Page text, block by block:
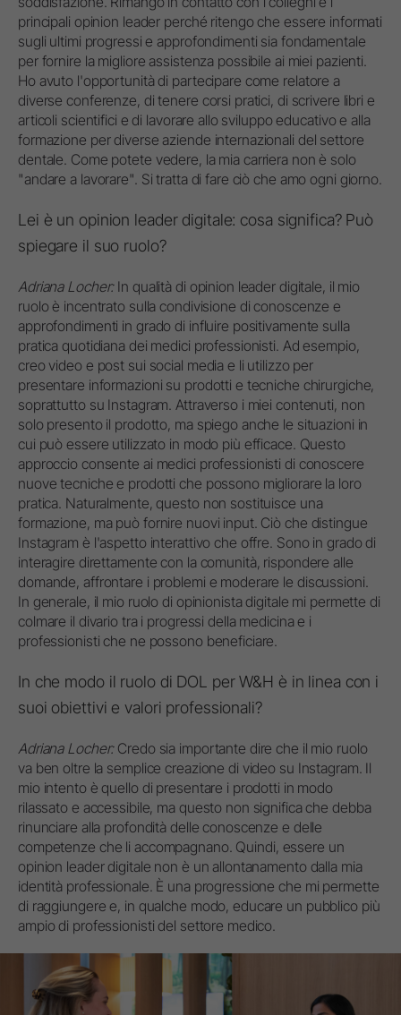
principali opinion leader perché ritengo che essere informati
sugli ultimi progressi e approfondimenti sia fondamentale
per fornire la migliore assistenza possibile ai miei pazienti.
Ho avuto l'opportunità di partecipare come relatore a
diverse conferenze, di tenere corsi pratici, di scrivere libri e
articoli scientifici e di lavorare allo sviluppo educativo e alla
formazione per diverse aziende internazionali del settore
dentale. Come potete vedere, la mia carriera non è solo
"andare a lavorare". Si tratta di fare ciò che amo ogni giorno.
Lei è un opinion leader digitale: cosa significa? Può
spiegare il suo ruolo?
Adriana Locher:In qualità di opinion leader digitale, il mio
ruolo è incentrato sulla condivisione di conoscenze e
approfondimenti in grado di influire positivamente sulla
pratica quotidiana dei medici professionisti. Ad esempio,
creo video e post sui social media e li utilizzo per
presentare informazioni su prodotti e tecniche chirurgiche,
soprattutto su Instagram. Attraverso i miei contenuti, non
solo presento il prodotto, ma spiego anche le situazioni in
cui può essere utilizzato in modo più efficace. Questo
approccio consente ai medici professionisti di conoscere
nuove tecniche e prodotti che possono migliorare la loro
pratica. Naturalmente, questo non sostituisce una
formazione, ma può fornire nuovi input. Ciò che distingue
Instagram è l'aspetto interattivo che offre. Sono in grado di
interagire direttamente con la comunità, rispondere alle
domande, affrontare i problemi e moderare le discussioni.
In generale, il mio ruolo di opinionista digitale mi permette di
colmare il divario tra i progressi della medicina e i
professionisti che ne possono beneficiare.
In che modo il ruolo di DOL per W&H è in linea con i
suoi obiettivi e valori professionali?
Adriana Locher:Credo sia importante dire che il mio ruolo
va ben oltre la semplice creazione di video su Instagram. Il
mio intento è quello di presentare i prodotti in modo
rilassato e accessibile, ma questo non significa che debba
rinunciare alla profondità delle conoscenze e delle
competenze che li accompagnano. Quindi, essere un
opinion leader digitale non è un allontanamento dalla mia
identità professionale. È una progressione che mi permette
di raggiungere e, in qualche modo, educare un pubblico più
ampio di professionisti del settore medico.